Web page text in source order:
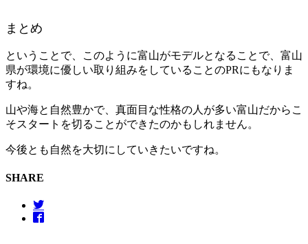
まとめ
ということで、このように富山がモデルとなることで、富山
県が環境に優しい取り組みをしていることのPRにもなりま
すね。
山や海と自然豊かで、真面目な性格の人が多い富山だからこ
そスタートを切ることができたのかもしれません。
今後とも自然を大切にしていきたいですね。
SHARE